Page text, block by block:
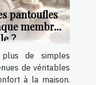
pantoufles
membre
?
de simples
de véritables
à la maison.